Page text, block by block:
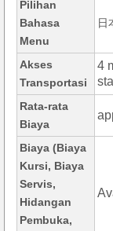
Pilihan
Bahasa
Menu
日
Akses
Transportasi
4
Rata-rata
Biaya
Biaya (Biaya
Kursi, Biaya
Servis,
Hidangan
Pembuka,